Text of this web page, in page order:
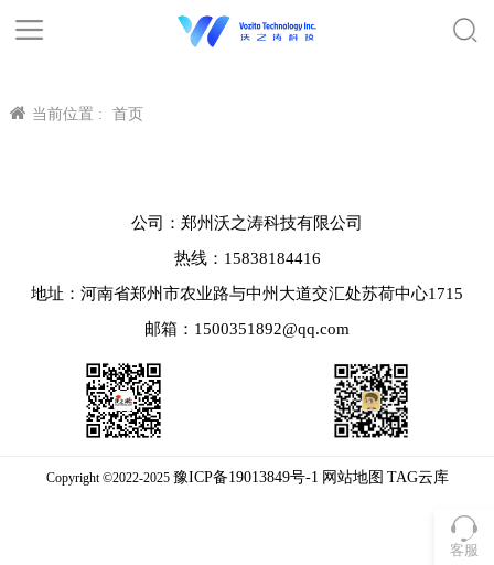
当前位置 : 首页
客服
公司：郑州沃之涛科技有限公司
热线：15838184416
地址：河南省郑州市农业路与中州大道交汇处苏荷中心1715
邮箱：1500351892@qq.com
Copyright ©2022-2025 豫ICP备19013849号-1 网站地图 TAG云库